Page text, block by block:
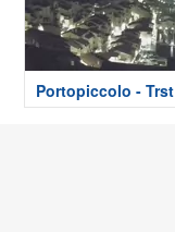
Portopiccolo - Trst